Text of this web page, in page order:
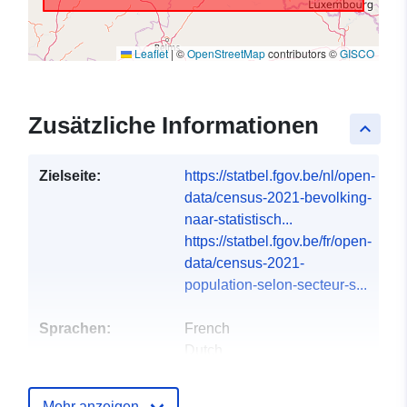
Leaflet|©OpenStreetMapcontributors ©GISCO
keyboard_arrow_up
Zusätzliche Informationen
Zielseite:
https://statbel.fgov.be/nl/open-
data/census-2021-bevolking-
naar-statistisch...
https://statbel.fgov.be/fr/open-
data/census-2021-
population-selon-secteur-s...
Sprachen:
French
Dutch
Datenbereitsteller